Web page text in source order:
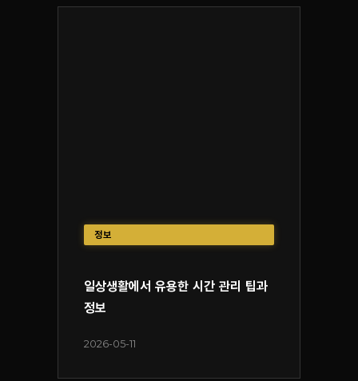
정보
일상생활에서 유용한 시간 관리 팁과
정보
2026-05-11